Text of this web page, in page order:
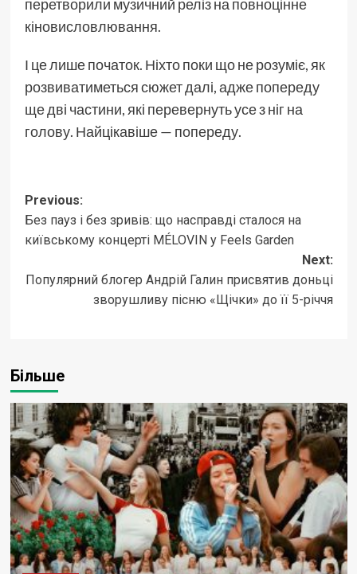
перетворили музичний реліз на повноцінне
кіновисловлювання.
І це лише початок. Ніхто поки що не розуміє, як
розвиватиметься сюжет далі, адже попереду
ще дві частини, які перевернуть усе з ніг на
голову. Найцікавіше — попереду.
Post
navigation
Previous:
Без пауз і без зривів: що насправді сталося на
київському концерті MÉLOVIN у Feels Garden
Next:
Популярний блогер Андрій Галин присвятив доньці
зворушливу пісню «Щічки» до її 5-річчя
Більше